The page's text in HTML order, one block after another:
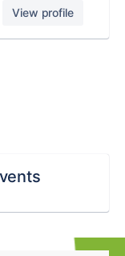
View profile